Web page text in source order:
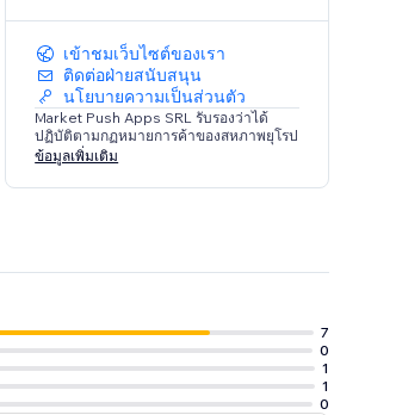
เข้าชมเว็บไซต์ของเรา
ติดต่อฝ่ายสนับสนุน
นโยบายความเป็นส่วนตัว
Market Push Apps SRL รับรองว่าได้
ปฏิบัติตามกฏหมายการค้าของสหภาพยุโรป
ข้อมูลเพิ่มเติม
7
0
1
1
0